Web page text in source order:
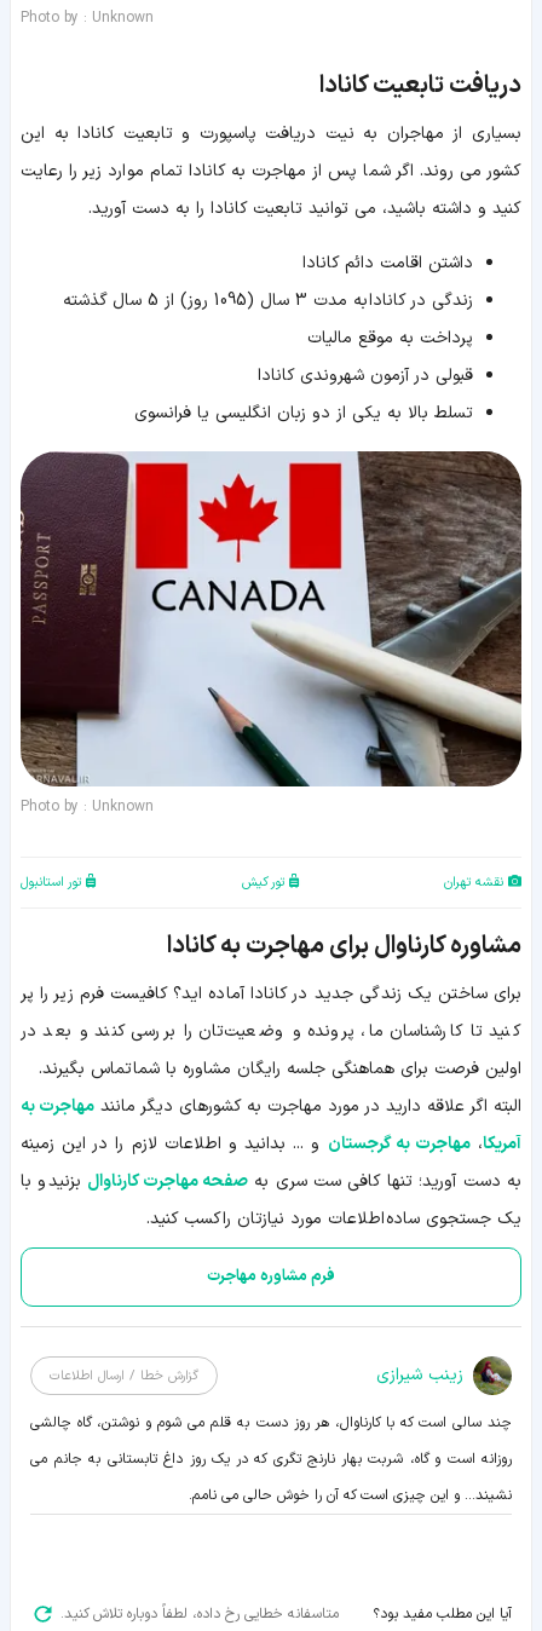
Photo by : Unknown
دریافت تابعیت کانادا
بسیاری از مهاجران به نیت دریافت پاسپورت و تابعیت کانادا به این
کشور می روند. اگر شما پس از مهاجرت به کانادا تمام موارد زیر را رعایت
کنید و داشته باشید، می توانید تابعیت کانادا را به دست آورید.
داشتن اقامت دائم کانادا
زندگی در کانادا به مدت 3 سال (1095 روز) از 5 سال گذشته
پرداخت به موقع مالیات
قبولی در آزمون شهروندی کانادا
تسلط بالا به یکی از دو زبان انگلیسی یا فرانسوی
Photo by : Unknown
نقشه تهران تور کیش تور استانبول
مشاوره کارناوال برای مهاجرت به کانادا
برای ساختن یک زندگی جدید در کانادا آماده اید؟ کافیست فرم زیر را پر
کنید تا کارشناسان ما، پرونده و وضعیت‌تان را بررسی کنند و بعد در
اولین فرصت برای هماهنگی جلسه رایگان مشاوره با شماتماس بگیرند.
البته اگر علاقه دارید در مورد مهاجرت به کشورهای دیگر مانند مهاجرت به
آمریکا،مهاجرت به گرجستان و ... بدانید و اطلاعات لازم را در این زمینه
به دست آورید؛ تنها کافی ست سری بهصفحه مهاجرت کارناوال بزنیدو با
یک جستجوی سادهاطلاعات مورد نیازتان راکسب کنید.
فرم مشاوره مهاجرت
زينب شيرازی گزارش خطا / ارسال اطلاعات
چند سالی است که با کارناوال، هر روز دست به قلم می شوم و نوشتن، گاه چالشی
روزانه است و گاه، شربت بهار نارنج تگری که در یک روز داغ تابستانی به جانم می
نشیند... و این چیزی است که آن را خوش حالی می نامم.
آیا این مطلب مفید بود؟ متاسفانه خطایی رخ داده، لطفاً دوباره تلاش کنید.